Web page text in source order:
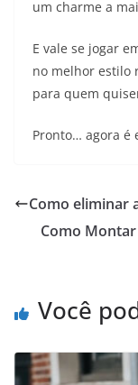
um charme a
E vale se jogar
no melhor estilo
para quem
Pronto… agora é
Como eliminar
Como
Você